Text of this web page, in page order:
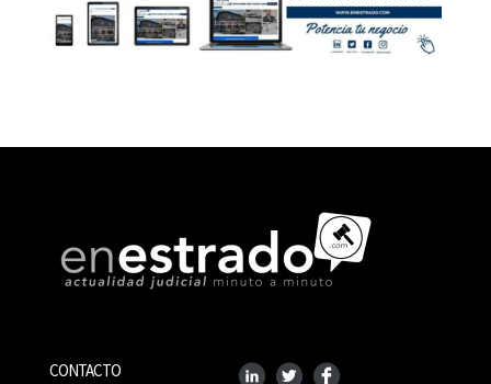
CONTACTO